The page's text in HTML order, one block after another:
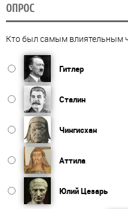
ОПРОС
Кто был самым влиятельным
Гитлер
Сталин
Чингисхан
Аттила
Юлий Цезарь